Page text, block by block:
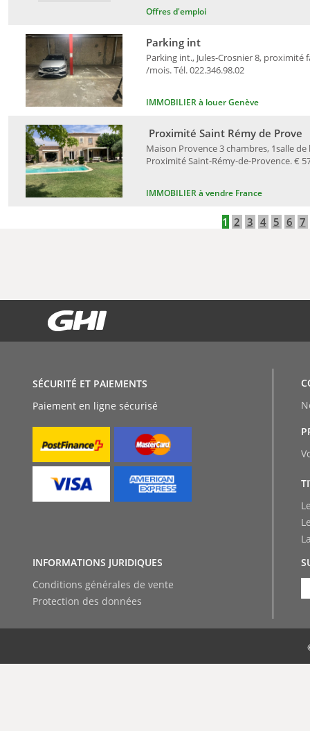
Offres d'emploi
IMMOBILIER à louer Genève
Parking int., Jules-Crosnier 8, proximité
/mois. Tél. 022.346.98.02
Parking int
IMMOBILIER à vendre France
Maison Provence 3 chambres, 1salle
Proximité Saint-Rémy-de-Provence. €
Proximité Saint Rémy de Prove
1 2 3 4 5 6 7
Protection des données
Conditions générales de vente
INFORMATIONS JURIDIQUES
Paiement en ligne sécurisé
SÉCURITÉ ET PAIEMENTS